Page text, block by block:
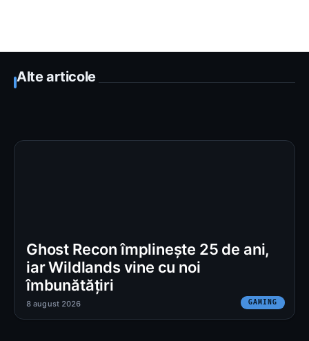
Alte articole
Ghost Recon împlinește 25 de ani,
iar Wildlands vine cu noi
îmbunătățiri
GAMING
8 august 2026